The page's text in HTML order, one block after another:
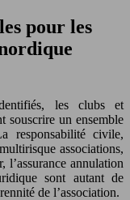
pour les
les clubs et
souscrire un ensemble
responsabilité civile,
associations,
l’assurance annulation
sont autant de
de l’association.